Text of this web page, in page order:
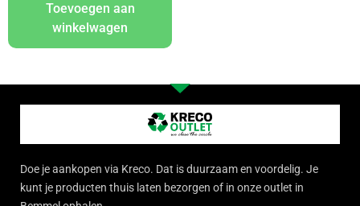
Toevoegen aan
winkelwagen
Doe je aankopen via Kreco. Dat is duurzaam en voordelig. Je
kunt je producten thuis laten bezorgen of in onze outlet in